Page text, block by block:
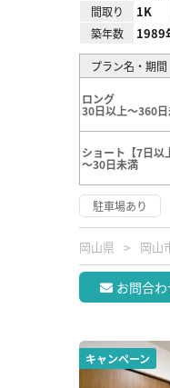
間取り 1K
築年数 1989
プラン名・期間
ロング
30日以上～360
ショート【7日以
～30日未満
駐車場あり
岡山県 岡山
お問合わ
キャンペーン